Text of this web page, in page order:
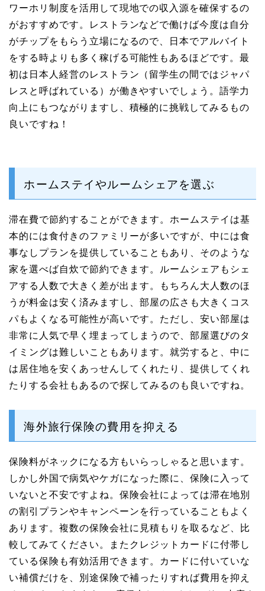
ワーホリ制度を活用して現地での収入源を確保するの
がおすすめです。レストランなどで働けば今度は自分
がチップをもらう立場になるので、日本でアルバイト
をする時よりも多く稼げる可能性もあるほどです。最
初は日本人経営のレストラン（留学生の間ではジャパ
レスと呼ばれている）が働きやすいでしょう。語学力
向上にもつながりますし、積極的に挑戦してみるもの
良いですね！
ホームステイやルームシェアを選ぶ
滞在費で節約することができます。ホームステイは基
本的には食付きのファミリーが多いですが、中には食
事なしプランを提供していることもあり、そのような
家を選べば自炊で節約できます。ルームシェアもシェ
アする人数で大きく差が出ます。もちろん大人数のほ
うが料金は安く済みますし、部屋の広さも大きくコス
パもよくなる可能性が高いです。ただし、安い部屋は
非常に人気で早く埋まってしまうので、部屋選びのタ
イミングは難しいこともあります。就労すると、中に
は居住地を安くあっせんしてくれたり、提供してくれ
たりする会社もあるので探してみるのも良いですね。
海外旅行保険の費用を抑える
保険料がネックになる方もいらっしゃると思います。
しかし外国で病気やケガになった際に、保険に入って
いないと不安ですよね。保険会社によっては滞在地別
の割引プランやキャンペーンを行っていることもよく
あります。複数の保険会社に見積もりを取るなど、比
較してみてください。またクレジットカードに付帯し
ている保険も有効活用できます。カードに付いていな
い補償だけを、別途保険で補ったりすれば費用を抑え